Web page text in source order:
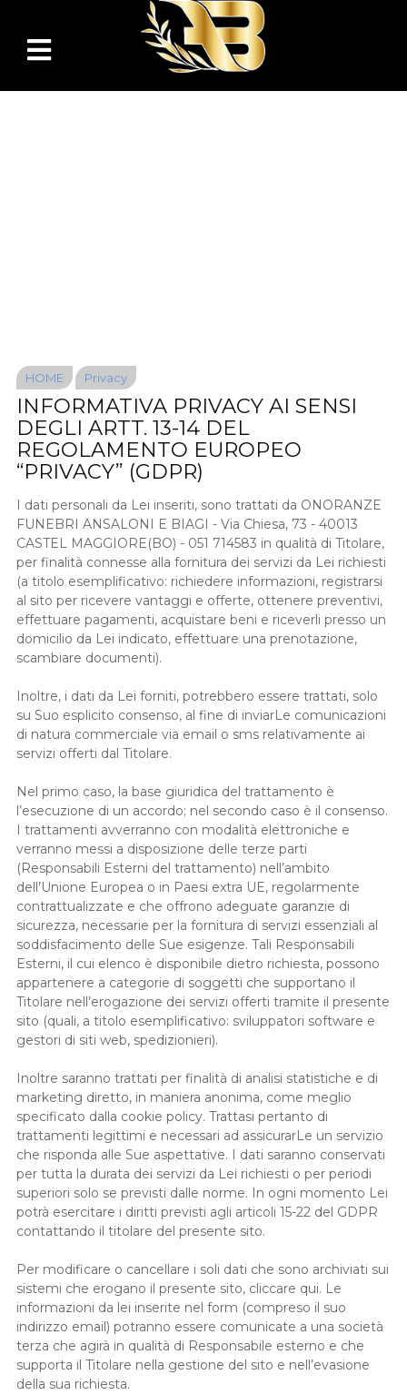
HOME Privacy
INFORMATIVA PRIVACY AI SENSI
DEGLI ARTT. 13-14 DEL
REGOLAMENTO EUROPEO
“PRIVACY” (GDPR)
I dati personali da Lei inseriti, sono trattati da ONORANZE
FUNEBRI ANSALONI E BIAGI - Via Chiesa, 73 - 40013
CASTEL MAGGIORE(BO) - 051 714583 in qualità di Titolare,
per finalità connesse alla fornitura dei servizi da Lei richiesti
(a titolo esemplificativo: richiedere informazioni, registrarsi
al sito per ricevere vantaggi e offerte, ottenere preventivi,
effettuare pagamenti, acquistare beni e riceverli presso un
domicilio da Lei indicato, effettuare una prenotazione,
scambiare documenti).
Inoltre, i dati da Lei forniti, potrebbero essere trattati, solo
su Suo esplicito consenso, al fine di inviarLe comunicazioni
di natura commerciale via email o sms relativamente ai
servizi offerti dal Titolare.
Nel primo caso, la base giuridica del trattamento è
l’esecuzione di un accordo; nel secondo caso è il consenso.
I trattamenti avverranno con modalità elettroniche e
verranno messi a disposizione delle terze parti
(Responsabili Esterni del trattamento) nell’ambito
dell’Unione Europea o in Paesi extra UE, regolarmente
contrattualizzate e che offrono adeguate garanzie di
sicurezza, necessarie per la fornitura di servizi essenziali al
soddisfacimento delle Sue esigenze. Tali Responsabili
Esterni, il cui elenco è disponibile dietro richiesta, possono
appartenere a categorie di soggetti che supportano il
Titolare nell’erogazione dei servizi offerti tramite il presente
sito (quali, a titolo esemplificativo: sviluppatori software e
gestori di siti web, spedizionieri).
Inoltre saranno trattati per finalità di analisi statistiche e di
marketing diretto, in maniera anonima, come meglio
specificato dalla cookie policy. Trattasi pertanto di
trattamenti legittimi e necessari ad assicurarLe un servizio
che risponda alle Sue aspettative. I dati saranno conservati
per tutta la durata dei servizi da Lei richiesti o per periodi
superiori solo se previsti dalle norme. In ogni momento Lei
potrà esercitare i diritti previsti agli articoli 15-22 del GDPR
contattando il titolare del presente sito.
Per modificare o cancellare i soli dati che sono archiviati sui
sistemi che erogano il presente sito, cliccare qui. Le
informazioni da lei inserite nel form (compreso il suo
indirizzo email) potranno essere comunicate a una società
terza che agirà in qualità di Responsabile esterno e che
supporta il Titolare nella gestione del sito e nell’evasione
della sua richiesta.